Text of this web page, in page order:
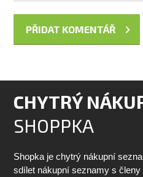
CHYTRÝ
SHOPPKA
Shopka je chytrý nákupní
sdílet nákupní seznamy s